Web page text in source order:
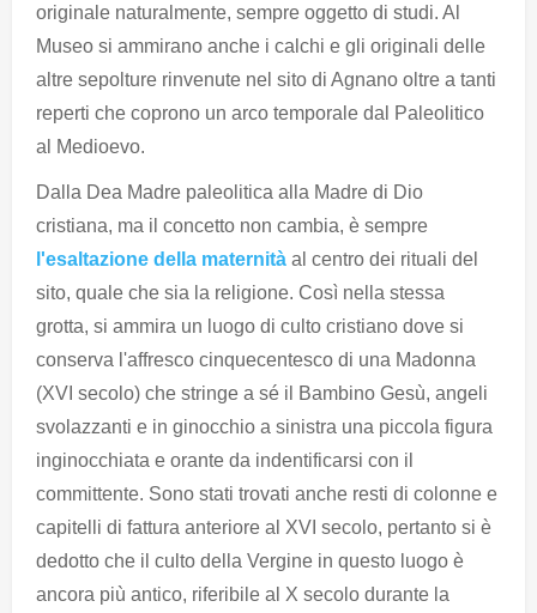
originale naturalmente, sempre oggetto di studi. Al
Museo si ammirano anche i calchi e gli originali delle
altre sepolture rinvenute nel sito di Agnano oltre a tanti
reperti che coprono un arco temporale dal Paleolitico
al Medioevo.
Dalla Dea Madre paleolitica alla Madre di Dio
cristiana, ma il concetto non cambia, è sempre
l'esaltazione della maternità al centro dei rituali del
sito, quale che sia la religione. Così nella stessa
grotta, si ammira un luogo di culto cristiano dove si
conserva l'affresco cinquecentesco di una Madonna
(XVI secolo) che stringe a sé il Bambino Gesù, angeli
svolazzanti e in ginocchio a sinistra una piccola figura
inginocchiata e orante da indentificarsi con il
committente. Sono stati trovati anche resti di colonne e
capitelli di fattura anteriore al XVI secolo, pertanto si è
dedotto che il culto della Vergine in questo luogo è
ancora più antico, riferibile al X secolo durante la